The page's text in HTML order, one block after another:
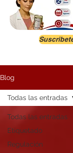
Blog
Todas las entradas
Etiquetado
Regulación
Todas las entradas